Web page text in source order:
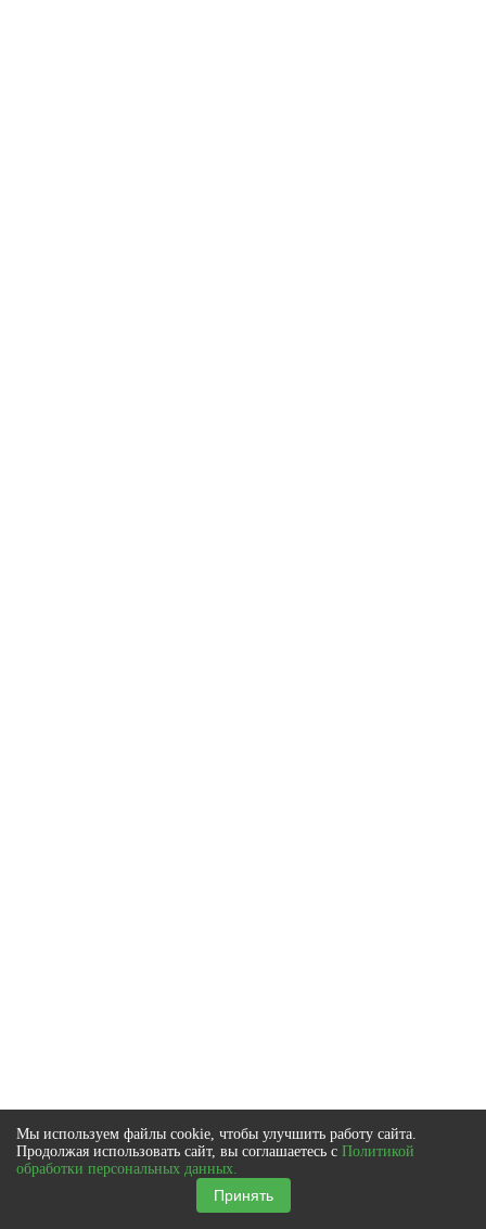
Мы используем файлы cookie, чтобы улучшить работу сайта.
Продолжая использовать сайт, вы соглашаетесь с Политикой
обработки персональных данных.
Принять